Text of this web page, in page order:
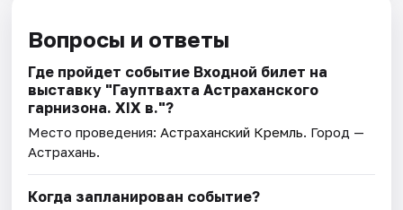
Вопросы и ответы
Где пройдет событие Входной билет на
выставку "Гауптвахта Астраханского
гарнизона. XIX в."?
Место проведения:Астраханский Кремль. Город —
Астрахань.
Когда запланирован событие?